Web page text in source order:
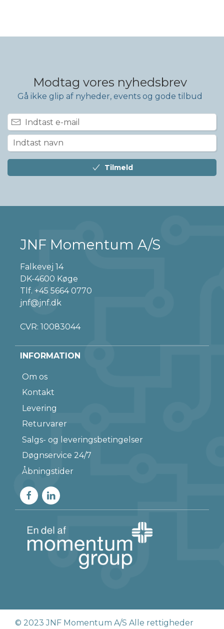
Modtag vores nyhedsbrev
Gå ikke glip af nyheder, events og gode tilbud
Tilmeld
JNF Momentum A/S
Falkevej 14
DK-4600 Køge
Tlf. +45 5664 0770
jnf@jnf.dk
CVR: 10083044
INFORMATION
Om os
Kontakt
Levering
Returvarer
Salgs- og leveringsbetingelser
Døgnservice 24/7
Åbningstider
© 2023 JNF Momentum A/S Alle rettigheder